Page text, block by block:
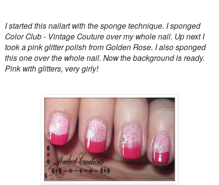
I started this nailart with the sponge technique. I sponged
Color Club - Vintage Couture over my whole nail. Up next I
took a pink glitter polish from Golden Rose. I also sponged
this one over the whole nail. Now the background is ready.
Pink with glitters, very girly!